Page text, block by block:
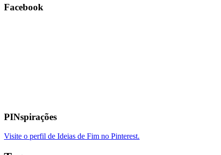
Facebook
PINspirações
Visite o perfil de Ideias de Fim no Pinterest.